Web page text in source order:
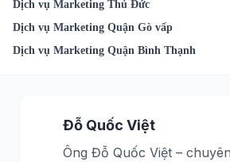
Dịch vụ Marketing Thủ Đức
Dịch vụ Marketing Quận Gò vấp
Dịch vụ Marketing Quận Bình Thạnh
Đỗ Quốc Việt
Ông Đỗ Quốc Việt –